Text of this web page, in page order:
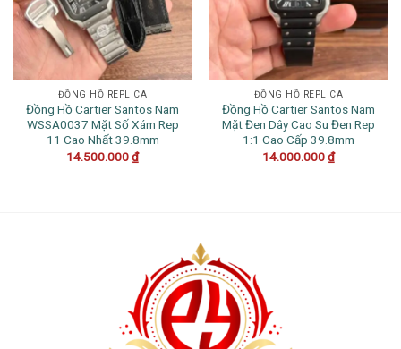
ĐỒNG HỒ REPLICA
Đồng Hồ Cartier Santos Nam
WSSA0037 Mặt Số Xám Rep
11 Cao Nhất 39.8mm
14.500.000₫
ĐỒNG HỒ REPLICA
Đồng Hồ Cartier Santos Nam
Mặt Đen Dây Cao Su Đen Rep
1:1 Cao Cấp 39.8mm
14.000.000₫